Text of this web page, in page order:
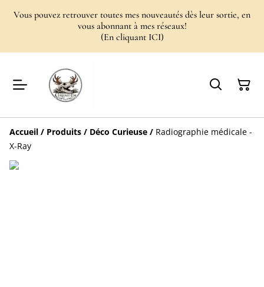
Vous pouvez retrouver toutes mes nouveautés dès leur sortie, en
vous abonnant à mes réseaux!
(En cliquant ICI)
Accueil / Produits / Déco Curieuse / Radiographie médicale -
X-Ray